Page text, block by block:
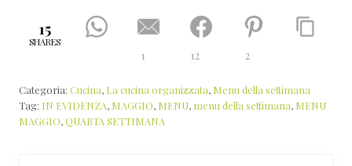
15
SHARES
1 12 2
Categoria: Cucina, La cucina organizzata, Menu della settimana
Tag: IN EVIDENZA, MAGGIO, MENU, menu della settimana, MENU
MAGGIO,QUARTA SETTIMANA